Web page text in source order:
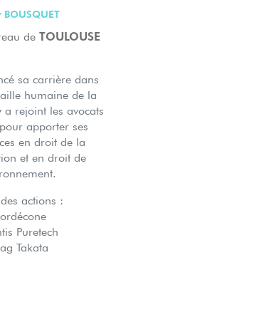
BOUSQUET
de TOULOUSE
sa carrière dans
humaine de la
a rejoint les avocats
apporter ses
en droit de la
et en droit de
actions :
Puretech
Takata